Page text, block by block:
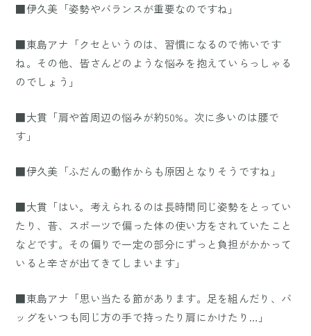
■伊久美「姿勢やバランスが重要なのですね」
■東島アナ「クセというのは、習慣になるので怖いです
ね。その他、皆さんどのような悩みを抱えていらっしゃる
のでしょう」
■大貫「肩や首周辺の悩みが約50%。次に多いのは腰で
す」
■伊久美「ふだんの動作からも原因となりそうですね」
■大貫「はい。考えられるのは長時間同じ姿勢をとってい
たり、昔、スポーツで偏った体の使い方をされていたこと
などです。その偏りで一定の部分にずっと負担がかかって
いると辛さが出てきてしまいます」
■東島アナ「思い当たる節があります。足を組んだり、バ
ッグをいつも同じ方の手で持ったり肩にかけたり…」